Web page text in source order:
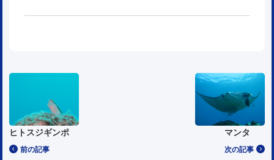
前の記事
ヒトスジギンポ
次の記事
マンタ